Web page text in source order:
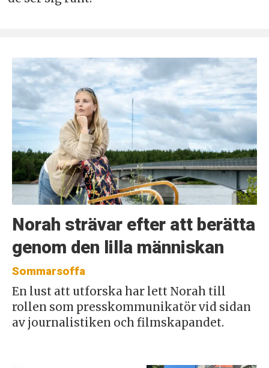
Norah strävar efter att berätta
genom den lilla människan
Sommarsoffa
En lust att utforska har lett Norah till
rollen som presskommunikatör vid sidan
av journalistiken och filmskapandet.